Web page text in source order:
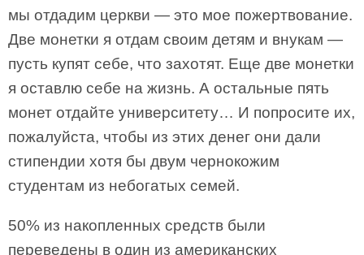
мы отдадим церкви — это мое пожертвование.
Две монетки я отдам своим детям и внукам —
пусть купят себе, что захотят. Еще две монетки
я оставлю себе на жизнь. А остальные пять
монет отдайте университету… И попросите их,
пожалуйста, чтобы из этих денег они дали
стипендии хотя бы двум чернокожим
студентам из небогатых семей.
50% из накопленных средств были
переведены в один из американских